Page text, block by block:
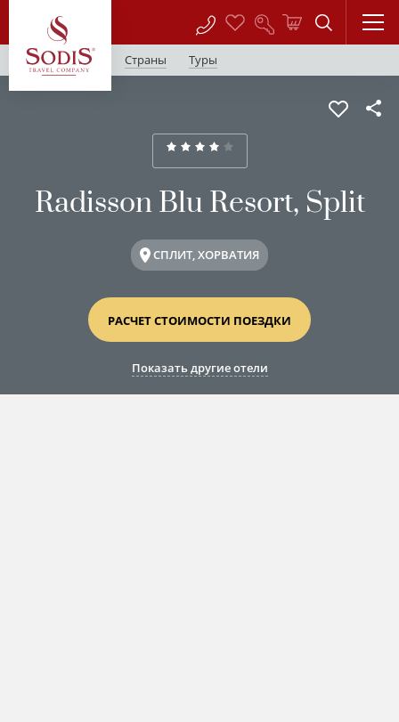
Страны Туры
Radisson Blu Resort, Split
СПЛИТ, ХОРВАТИЯ
РАСЧЕТ СТОИМОСТИ ПОЕЗДКИ
Показать другие отели